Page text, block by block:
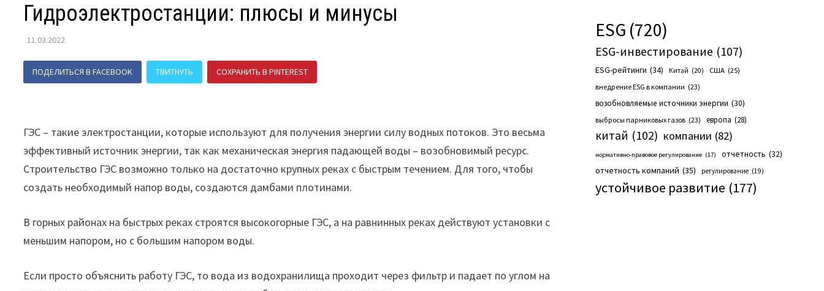
Гидроэлектростанции: плюсы и минусы
11.03.2022
ПОДЕЛИТЬСЯ В FACEBOOK ТВИТНУТЬ СОХРАНИТЬ В PINTEREST
ГЭС – такие электростанции, которые используют для получения энергии силу водных потоков. Это весьма
эффективный источник энергии, так как механическая энергия падающей воды – возобновимый ресурс.
Строительство ГЭС возможно только на достаточно крупных реках с быстрым течением. Для того, чтобы
создать необходимый напор воды, создаются дамбами плотинами.
В горных районах на быстрых реках строятся высокогорные ГЭС, а на равнинных реках действуют установки с
меньшим напором, но с большим напором воды.
Если просто объяснить работу ГЭС, то вода из водохранилища проходит через фильтр и падает по углом на
ESG (720)
ESG-инвестирование (107)
ESG-рейтинги (34) Китай (20) США (25)
внедрение ESG в компании (23)
возобновляемые источники энергии (30)
выбросы парниковых газов (23) европа (28)
китай (102) компании (82)
нормативно-правовое регулирование (17) отчетность (32)
отчетность компаний (35) регулирование (19)
устойчивое развитие (177)